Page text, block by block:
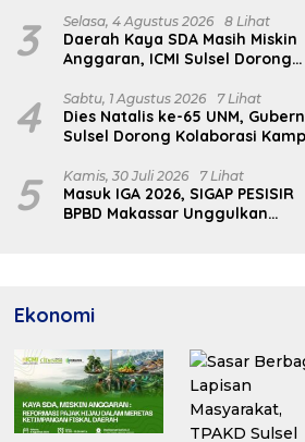
Munafri Tawarkan Makassar
sebagai Hub Investasi
Indonesia Timur di Forum
APINDO 2026
RSUD
Teknik
Sesuai
3 Selasa, 4 Agustus 2026 8 Lihat
Daerah Kaya SDA Masih Miskin
Anggaran, ICMI Sulsel Dorong
4 Sabtu, 1 Agustus 2026 7 Lihat
Dies Natalis ke-65 UNM,
Sulsel Dorong Kolaborasi
Unggul
5 Kamis, 30 Juli 2026 7 Lihat
Masuk IGA 2026, SIGAP PESISIR
BPBD Makassar Unggulkan
Ekonomi